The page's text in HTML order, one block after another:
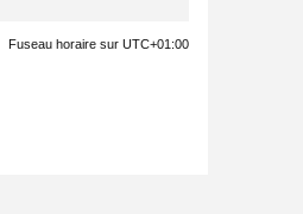
Fuseau horaire sur UTC+01:00